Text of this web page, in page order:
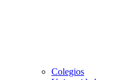
Colegios